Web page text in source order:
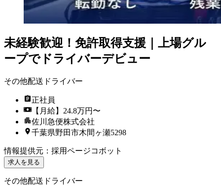
未経験歓迎！免許取得支援｜上場グル
ープでドライバーデビュー
その他配送ドライバー
正社員
【月給】24.8万円〜
佐川急便株式会社
千葉県野田市木間ヶ瀬5298
情報提供元 ： 採用ページコボット
求人を見る
その他配送ドライバー